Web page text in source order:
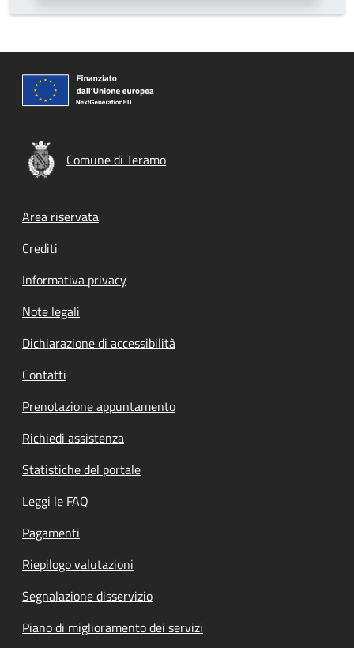
Comune di Teramo
Footer menu
Area riservata
Crediti
Informativa privacy
Note legali
Dichiarazione di accessibilità
Contatti
Prenotazione appuntamento
Richiedi assistenza
Statistiche del portale
Leggi le FAQ
Pagamenti
Riepilogo valutazioni
Segnalazione disservizio
Piano di miglioramento dei servizi